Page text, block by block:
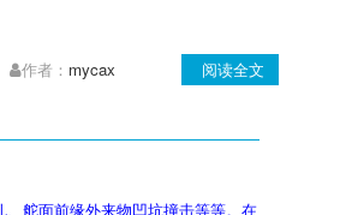
作者： mycax 阅读全文
舵面前缘外来物凹坑撞击等等。在